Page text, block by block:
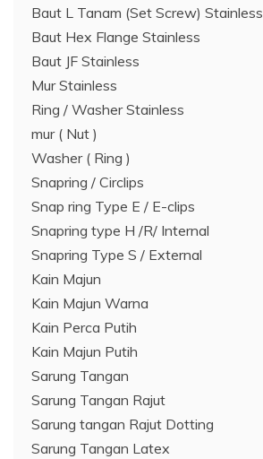
Baut L Tanam (Set Screw) Stainless
Baut Hex Flange Stainless
Baut JF Stainless
Mur Stainless
Ring / Washer Stainless
mur ( Nut )
Washer ( Ring )
Snapring / Circlips
Snap ring Type E / E-clips
Snapring type H /R/ Internal
Snapring Type S / External
Kain Majun
Kain Majun Warna
Kain Perca Putih
Kain Majun Putih
Sarung Tangan
Sarung Tangan Rajut
Sarung tangan Rajut Dotting
Sarung Tangan Latex